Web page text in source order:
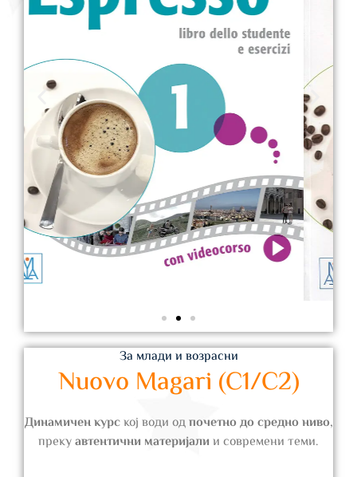
За млади и возрасни
Nuovo Magari (C1/C2)
Динамичен курској води одпочетно до средно ниво,
прекуавтентични материјали и современи теми.